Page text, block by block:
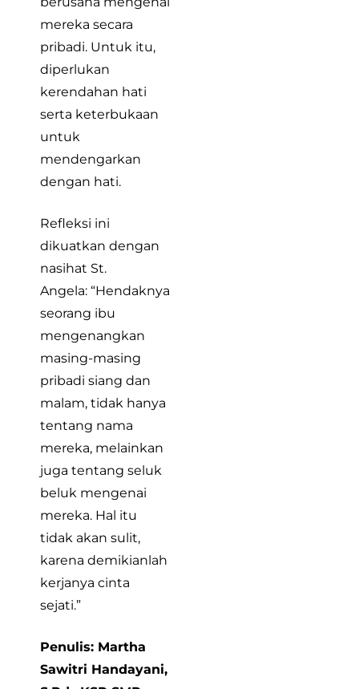
mereka secara
pribadi. Untuk itu,
diperlukan
kerendahan hati
serta keterbukaan
untuk
mendengarkan
dengan hati.
Refleksi ini
dikuatkan dengan
nasihat St.
Angela: “Hendaknya
seorang ibu
mengenangkan
masing-masing
pribadi siang dan
malam, tidak hanya
tentang nama
mereka, melainkan
juga tentang seluk
beluk mengenai
mereka. Hal itu
tidak akan sulit,
karena demikianlah
kerjanya cinta
sejati.”
Penulis: Martha
Sawitri Handayani,